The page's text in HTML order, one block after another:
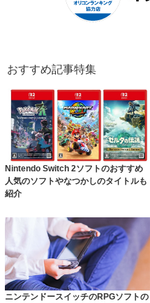
おすすめ記事特集
Nintendo Switch 2ソフトのおすすめ
人気のソフトやなつかしのタイトルも
紹介
ニンテンドースイッチのRPGソフトの